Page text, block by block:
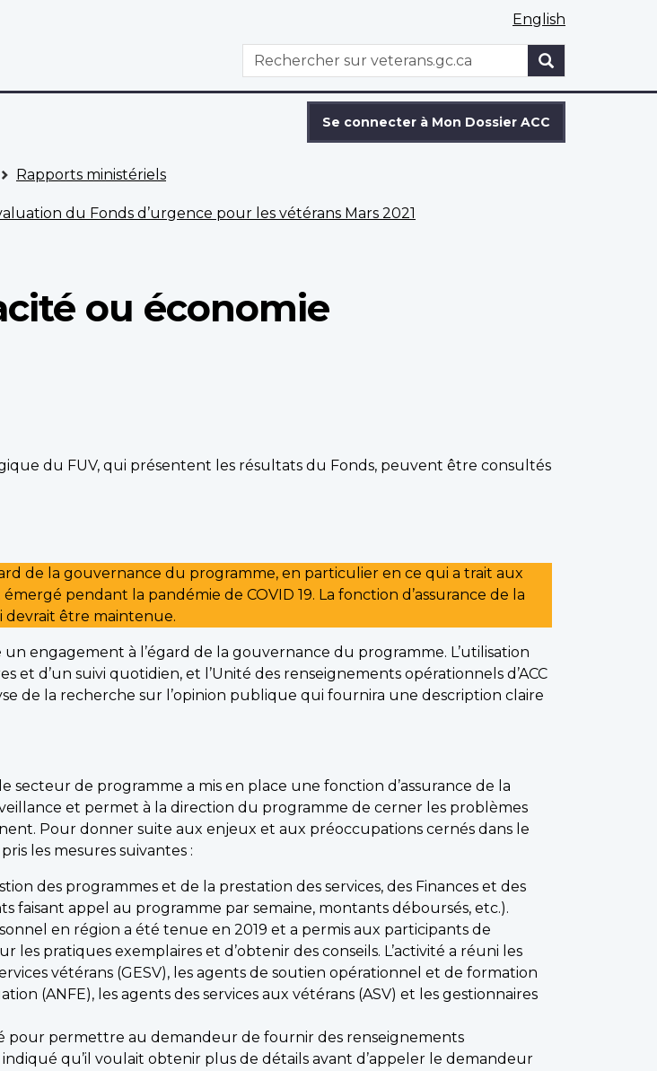
English
WxT
Search
Rechercher
Se connecter à Mon Dossier ACC
Rapports ministériels
du Fonds d’urgence pour les vétérans Mars 2021
ou économie
du FUV, qui présentent les résultats du Fonds, peuvent être consultés
de la gouvernance du programme, en particulier en ce qui a trait aux
pendant la pandémie de COVID 19. La fonction d’assurance de la
être maintenue.
engagement à l’égard de la gouvernance du programme. L’utilisation
d’un suivi quotidien, et l’Unité des renseignements opérationnels d’ACC
de la recherche sur l’opinion publique qui fournira une description claire
de programme a mis en place une fonction d’assurance de la
et permet à la direction du programme de cerner les problèmes
Pour donner suite aux enjeux et aux préoccupations cernés dans le
les mesures suivantes :
des programmes et de la prestation des services, des Finances et des
faisant appel au programme par semaine, montants déboursés, etc.).
en région a été tenue en 2019 et a permis aux participants de
pratiques exemplaires et d’obtenir des conseils. L’activité a réuni les
vétérans (GESV), les agents de soutien opérationnel et de formation
(ANFE), les agents des services aux vétérans (ASV) et les gestionnaires
pour permettre au demandeur de fournir des renseignements
qu’il voulait obtenir plus de détails avant d’appeler le demandeur